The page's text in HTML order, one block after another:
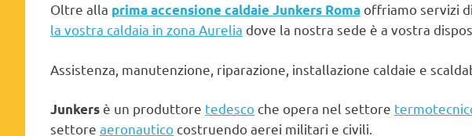
Oltre alla prima accensione caldaie Junkers Roma offriamo servizi
la vostra caldaia in zona Aurelia dove la nostra sede è a vostra
Assistenza, manutenzione, riparazione, installazione caldaie e
Junkers è un produttore tedesco che opera nel settore
settore aeronautico costruendo aerei militari e civili.